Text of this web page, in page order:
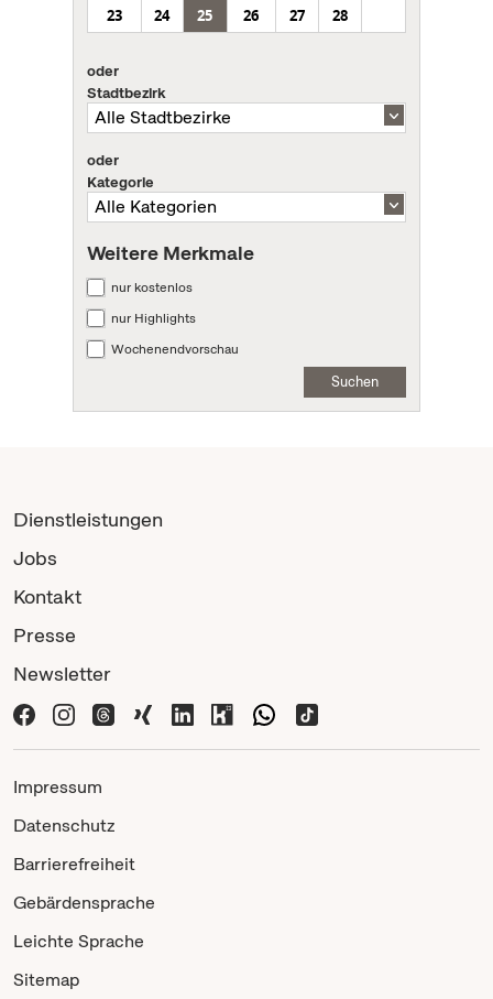
23
24 25 26 27 28
oder
Stadtbezirk
oder
Kategorie
Weitere Merkmale
nur kostenlos
nur Highlights
Wochenendvorschau
Suchen
Dienstleistungen
Jobs
Kontakt
Presse
Newsletter
Impressum
Datenschutz
Barrierefreiheit
Gebärdensprache
Leichte Sprache
Sitemap